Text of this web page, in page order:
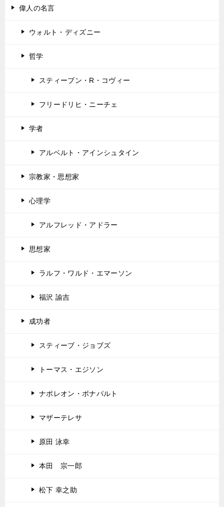
偉人の名言
ウォルト・ディズニー
哲学
スティーブン・R・コヴィー
フリードリヒ・ニーチェ
学者
アルベルト・アインシュタイン
宗教家・思想家
心理学
アルフレッド・アドラー
思想家
ラルフ・ワルド・エマーソン
福沢 諭吉
成功者
スティーブ・ジョブズ
トーマス・エジソン
ナポレオン・ボナパルト
マザーテレサ
原田 泳幸
本田 宗一郎
松下 幸之助